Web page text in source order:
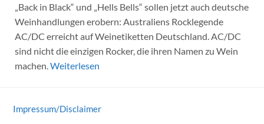
„Back in Black“ und „Hells Bells“ sollen jetzt auch deutsche
Weinhandlungen erobern: Australiens Rocklegende
AC/DC erreicht auf Weinetiketten Deutschland. AC/DC
sind nicht die einzigen Rocker, die ihren Namen zu Wein
machen. Weiterlesen
Impressum/Disclaimer